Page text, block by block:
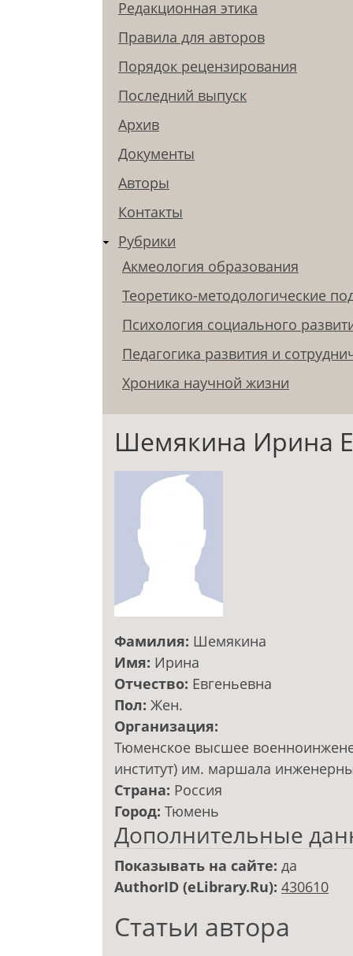
Редакционная этика
Правила для авторов
Порядок рецензирования
Последний выпуск
Архив
Документы
Авторы
Контакты
Рубрики
Акмеология образования
Теоретико-методологические
Психология социального
Педагогика развития и
Хроника научной жизни
Шемякина Ирина
Фамилия: Шемякина
Имя: Ирина
Отчество: Евгеньевна
Пол: Жен.
Организация:
Тюменское высшее
институт) им. маршала
Страна: Россия
Город: Тюмень
Дополнительные
Показывать на сайте: да
AuthorID (eLibrary.Ru): 430610
Статьи автора